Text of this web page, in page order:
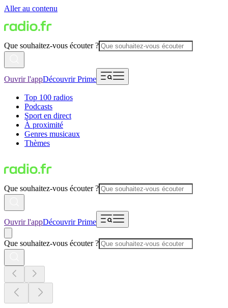
Aller au contenu
Que souhaitez-vous écouter ?
Ouvrir l'appDécouvrir Prime
Top 100 radios
Podcasts
Sport en direct
À proximité
Genres musicaux
Thèmes
Que souhaitez-vous écouter ?
Ouvrir l'appDécouvrir Prime
Que souhaitez-vous écouter ?